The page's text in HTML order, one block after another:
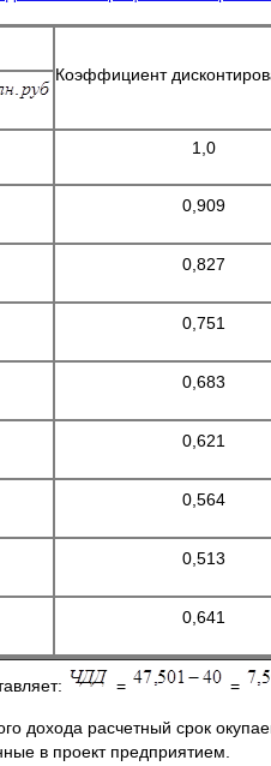
Коэффициент
1,0
0,909
0,827
0,751
0,683
0,621
0,564
0,513
0,641
= =
дохода расчетный срок
в проект предприятием.